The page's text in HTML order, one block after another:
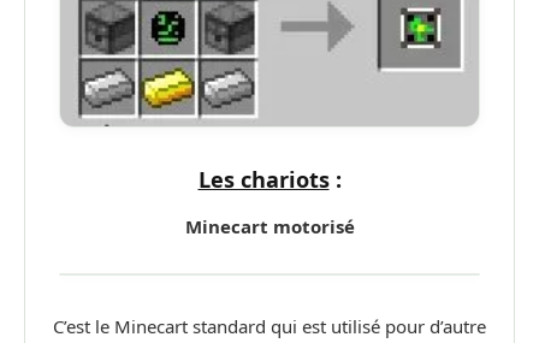
Les chariots:
Minecart motorisé
C’est le Minecart standard qui est utilisé pour d’autre